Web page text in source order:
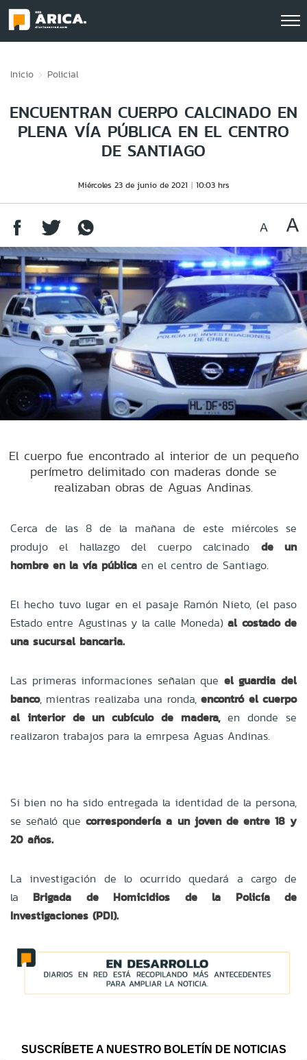
Inicio Policial
ENCUENTRAN CUERPO CALCINADO EN
PLENA VÍA PÚBLICA EN EL CENTRO
DE SANTIAGO
Miércoles 23 de junio de 2021 10:03 hrs
El cuerpo fue encontrado al interior de un pequeño
perímetro delimitado con maderas donde se
realizaban obras de Aguas Andinas.
Cerca de las 8 de la mañana de este miércoles se
produjo el hallazgo del cuerpo calcinado de un
hombre en la vía pública en el centro de Santiago.
El hecho tuvo lugar en el pasaje Ramón Nieto, (el paso
Estado entre Agustinas y la calle Moneda)al costado de
una sucursal bancaria.
Las primeras informaciones señalan que el guardia del
banco, mientras realizaba una ronda, encontró el cuerpo
al interior de un cubículo de madera, en donde se
realizaron trabajos para la emrpesa Aguas Andinas.
Si bien no ha sido entregada la identidad de la persona,
se señaló que correspondería a un joven de entre 18 y
20 años.
La investigación de lo ocurrido quedará a cargo de
la Brigada de Homicidios de la Policía de
Investigaciones (PDI).
SUSCRÍBETE A NUESTRO BOLETÍN DE NOTICIAS